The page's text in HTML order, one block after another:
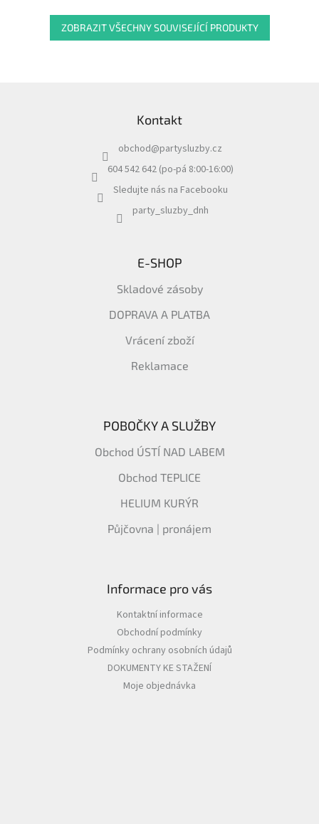
ZOBRAZIT VŠECHNY SOUVISEJÍCÍ PRODUKTY
Kontakt
obchod@partysluzby.cz
604 542 642 (po-pá 8:00-16:00)
Sledujte nás na Facebooku
party_sluzby_dnh
E-SHOP
Skladové zásoby
DOPRAVA A PLATBA
Vrácení zboží
Reklamace
POBOČKY A SLUŽBY
Obchod ÚSTÍ NAD LABEM
Obchod TEPLICE
HELIUM KURÝR
Půjčovna | pronájem
Informace pro vás
Kontaktní informace
Obchodní podmínky
Podmínky ochrany osobních údajů
DOKUMENTY KE STAŽENÍ
Moje objednávka